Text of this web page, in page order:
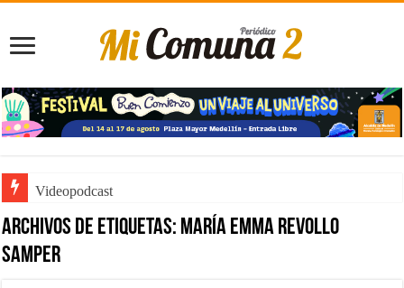
Videopodcast
Archivos de etiquetas: María Emma Revollo
Samper